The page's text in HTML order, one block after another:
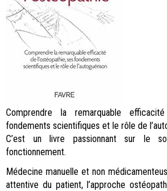
Comprendre la remarquable
fondements scientifiques et le rôle de
C’est un livre passionnant sur le
fonctionnement.
Médecine manuelle et non
attentive du patient, l’approche